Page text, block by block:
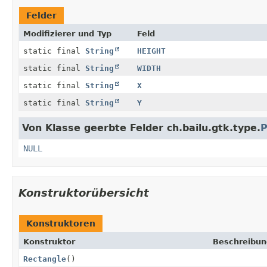
Felder
Modifizierer und Typ Feld
static final String
HEIGHT
static final String
WIDTH
static final String
X
static final String Y
Von Klasse geerbte Felder ch.bailu.gtk.type.
NULL
Konstruktorübersicht
Konstruktoren
Konstruktor
Rectangle()